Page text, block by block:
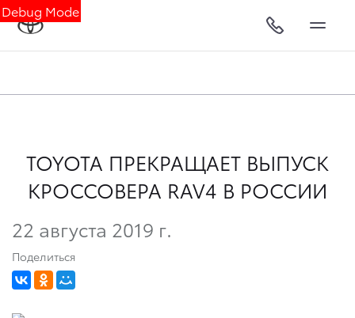
Debug Mode
TOYOTA ПРЕКРАЩАЕТ ВЫПУСК
КРОССОВЕРА RAV4 В РОССИИ
22 августа 2019 г.
Поделиться